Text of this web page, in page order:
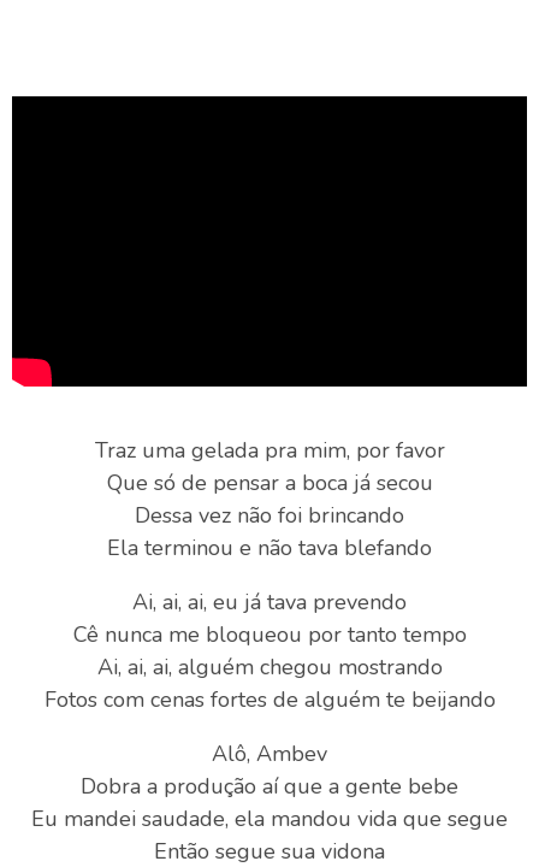
Traz uma gelada pra mim, por favor
Que só de pensar a boca já secou
Dessa vez não foi brincando
Ela terminou e não tava blefando
Ai, ai, ai, eu já tava prevendo
Cê nunca me bloqueou por tanto tempo
Ai, ai, ai, alguém chegou mostrando
Fotos com cenas fortes de alguém te beijando
Alô, Ambev
Dobra a produção aí que a gente bebe
Eu mandei saudade, ela mandou vida que segue
Então segue sua vidona